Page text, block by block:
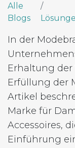
Alle
Blogs
In der
Erhaltung
Erfüllung der
Artikel
Marke für
Accessoires,
Einführung